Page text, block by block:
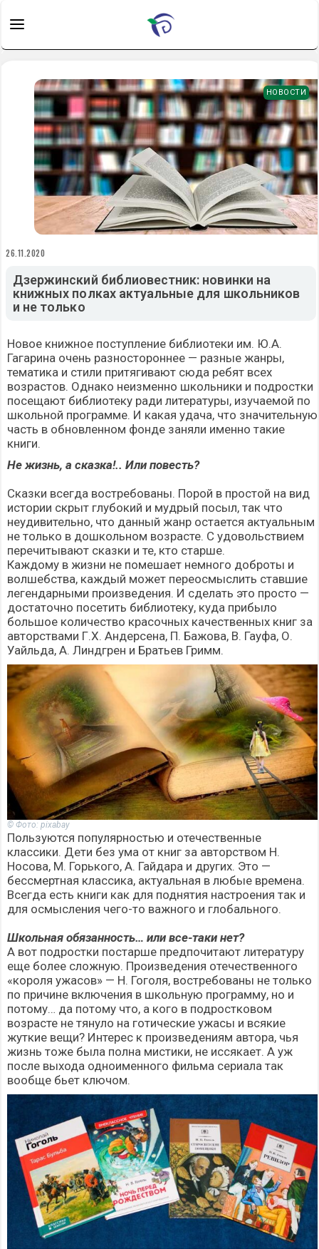
НОВОСТИ
26.11.2020
Дзержинский библиовестник: новинки на
книжных полках актуальные для школьников
и не только
Новое книжное поступление библиотеки им. Ю.А.
Гагарина очень разностороннее — разные жанры,
тематика и стили притягивают сюда ребят всех
возрастов. Однако неизменно школьники и подростки
посещают библиотеку ради литературы, изучаемой по
школьной программе. И какая удача, что значительную
часть в обновленном фонде заняли именно такие
книги.
Не жизнь, а сказка!.. Или повесть?
Сказки всегда востребованы. Порой в простой на вид
истории скрыт глубокий и мудрый посыл, так что
неудивительно, что данный жанр остается актуальным
не только в дошкольном возрасте. С удовольствием
перечитывают сказки и те, кто старше.
Каждому в жизни не помешает немного доброты и
волшебства, каждый может переосмыслить ставшие
легендарными произведения. И сделать это просто —
достаточно посетить библиотеку, куда прибыло
большое количество красочных качественных книг за
авторствами Г.Х. Андерсена, П. Бажова, В. Гауфа, О.
Уайльда, А. Линдгрен и Братьев Гримм.
© Фото: pixabay
Пользуются популярностью и отечественные
классики. Дети без ума от книг за авторством Н.
Носова, М. Горького, А. Гайдара и других. Это —
бессмертная классика, актуальная в любые времена.
Всегда есть книги как для поднятия настроения так и
для осмысления чего-то важного и глобального.
Школьная обязанность… или все-таки нет?
А вот подростки постарше предпочитают литературу
еще более сложную. Произведения отечественного
«короля ужасов» — Н. Гоголя, востребованы не только
по причине включения в школьную программу, но и
потому… да потому что, а кого в подростковом
возрасте не тянуло на готические ужасы и всякие
жуткие вещи? Интерес к произведениям автора, чья
жизнь тоже была полна мистики, не иссякает. А уж
после выхода одноименного фильма сериала так
вообще бьет ключом.